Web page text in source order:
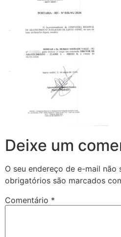
Deixe um
O seu endereço de e-mail não
obrigatórios são marcados
Comentário *